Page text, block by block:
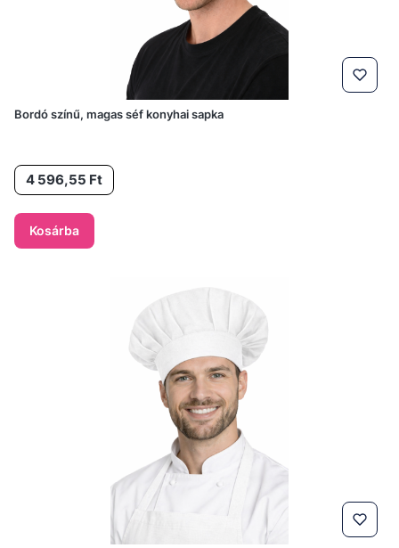
Bordó színű, magas séf konyhai sapka
Ár 4 596,55 Ft
Kosárba